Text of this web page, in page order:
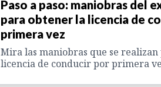
Paso a paso: maniobras del
para obtener la licencia de
primera vez
Mira las maniobras que se
licencia de conducir por primera